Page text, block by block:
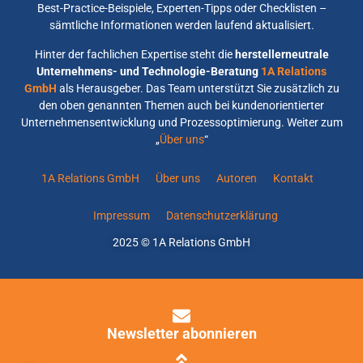
Best-Practice-Beispiele, Experten-Tipps oder Checklisten –
sämtliche Informationen werden laufend aktualisiert.
Hinter der fachlichen Expertise steht dieherstellerneutrale
Unternehmens- und Technologie-Beratung 1A Relations
GmbH als Herausgeber. Das Team unterstützt Sie zusätzlich zu
den oben genannten Themen auch bei kundenorientierter
Unternehmensentwicklung und Prozessoptimierung. Weiter zum
„Über uns“
1A Relations GmbH Über uns Autoren Kontakt
Impressum Datenschutzerklärung
2025 © 1A Relations GmbH
Newsletter abonnieren